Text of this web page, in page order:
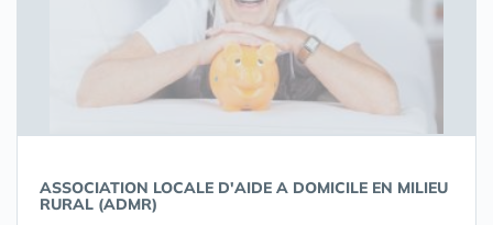
ASSOCIATION LOCALE D'AIDE A DOMICILE EN MILIEU
RURAL (ADMR)